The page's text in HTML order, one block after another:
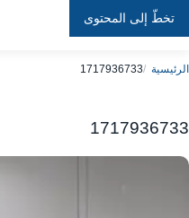
تخطّ إلى المحتوى
RepairIn Home
الرئيسية 1717936733
1717936733